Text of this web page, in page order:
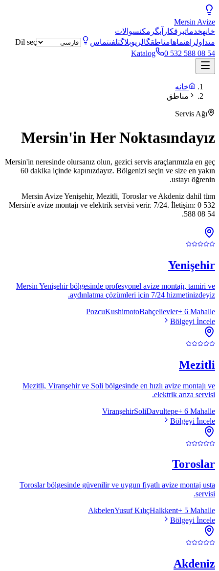
Mersin Avize
خانهخدماتبرقکار آبگرمکنسوالات
متداولراهنماهامناطقگالریوبلاگتلفنتماس
Dil seç
Katalog
0 532 588 08 54
خانه
مناطق
Servis Ağı
Mersin'in Her Noktasındayız
Mersin'in neresinde olursanız olun, gezici servis araçlarımızla en geç
60 dakika içinde kapınızdayız. Bölgenizi seçin ve size en yakın
ustayı öğrenin.
Mersin Avize Yenişehir, Mezitli, Toroslar ve Akdeniz dahil tüm
Mersin'e avize montajı ve elektrik servisi verir. 7/24. İletişim: 0 532
588 08 54.
Yenişehir
Mersin Yenişehir bölgesinde profesyonel avize montajı, tamiri ve
aydınlatma çözümleri için 7/24 hizmetinizdeyiz.
PozcuKushimotoBahçelievler+ 6 Mahalle
Bölgeyi İncele
Mezitli
Mezitli, Viranşehir ve Soli bölgesinde en hızlı avize montajı ve
elektrik arıza servisi.
ViranşehirSoliDavultepe+ 6 Mahalle
Bölgeyi İncele
Toroslar
Toroslar bölgesinde güvenilir ve uygun fiyatlı avize montaj usta
servisi.
AkbelenYusuf KılıçHalkkent+ 5 Mahalle
Bölgeyi İncele
Akdeniz